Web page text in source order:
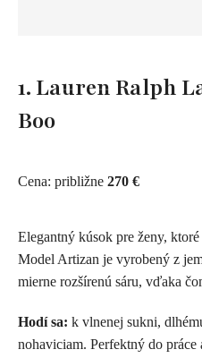
1. Lauren Ralph
Boo
Cena: približne 270 €
Elegantný kúsok pre ženy,
Model Artizan je vyrobený z
mierne rozšírenú sáru, vďaka
Hodí sa: k vlnenej sukni,
nohaviciam. Perfektný do práce